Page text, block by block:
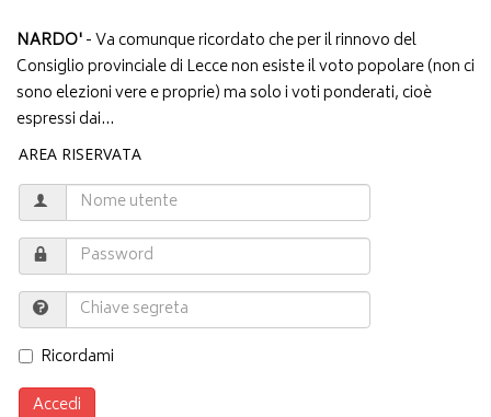
NARDO'- Va comunque ricordato che per il rinnovo del
Consiglio provinciale di Lecce non esiste il voto popolare (non ci
sono elezioni vere e proprie) ma solo i voti ponderati, cioè
espressi dai...
AREA RISERVATA
Ricordami
Accedi